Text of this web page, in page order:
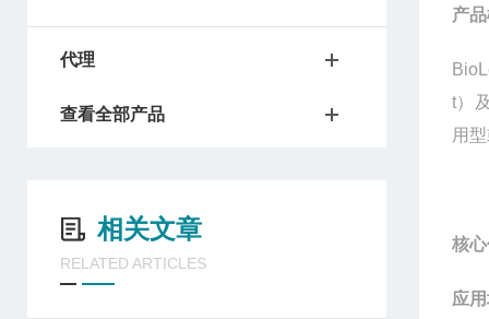
代理
查看全部产品
相关文章
RELATED ARTICLES
产
t）
用
核
应